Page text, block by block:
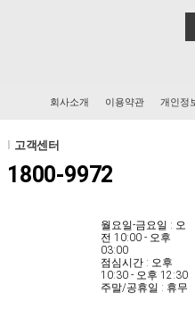
회사소개 이용약관 개인정
고객센터
1800-9972
월요일-금요일 : 오
전 10:00 - 오후
03:00
점심시간 : 오후
10:30 - 오후 12:30
주말/공휴일 : 휴무